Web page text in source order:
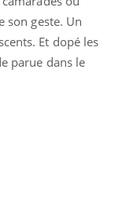
son geste. Un
Et dopé les
parue dans le